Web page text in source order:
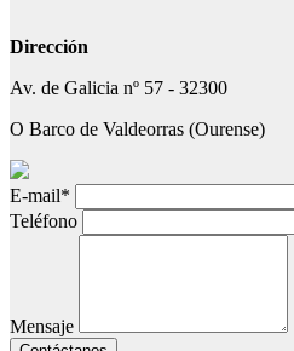
Dirección
Av. de Galicia nº 57 - 32300
O Barco de Valdeorras (Ourense)
E-mail*
Teléfono
Mensaje